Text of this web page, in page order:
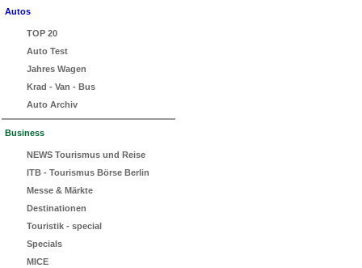
Autos
TOP 20
Auto Test
Jahres Wagen
Krad - Van - Bus
Auto Archiv
Business
NEWS Tourismus und Reise
ITB - Tourismus Börse Berlin
Messe & Märkte
Destinationen
Touristik - special
Specials
MICE